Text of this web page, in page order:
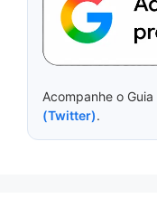
Acompanhe o
(Twitter).